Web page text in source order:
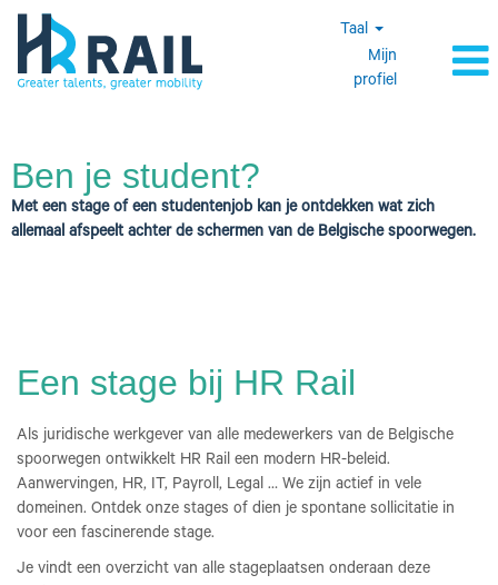
Taal
Mijn
profiel
Ben je student?
Met een stage of een studentenjob kan je ontdekken wat zich
allemaal afspeelt achter de schermen van de Belgische spoorwegen.
Een stage bij HR Rail
Als juridische werkgever van alle medewerkers van de Belgische
spoorwegen ontwikkelt HR Rail een modern HR-beleid.
Aanwervingen, HR, IT, Payroll, Legal … We zijn actief in vele
domeinen. Ontdek onze stages of dien je spontane sollicitatie in
voor een fascinerende stage.
Je vindt een overzicht van alle stageplaatsen onderaan deze